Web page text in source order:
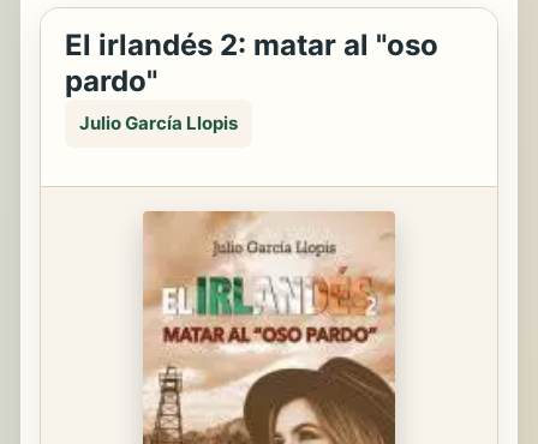
El irlandés 2: matar al "oso
pardo"
Julio García Llopis